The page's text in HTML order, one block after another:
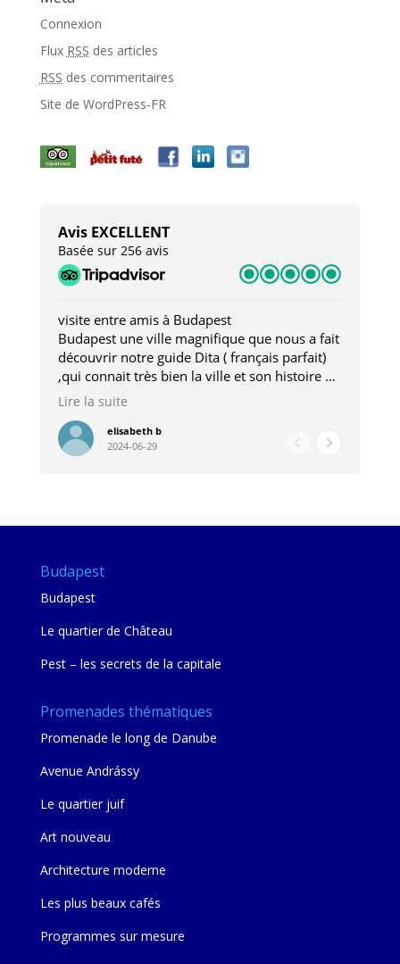
Connexion
Flux RSS des articles
RSS des commentaires
Site de WordPress-FR
Avis EXCELLENT
Basée sur 256 avis
visite entre amis à Budapest
Budapest une ville magnifique que nous a fait
découvrir notre guide Dita ( français parfait)
,qui connait très bien la ville et son histoire et
qui nous a permis d'accéder à des lieux
pour les restaurants . A la fin de notre séjour
nous étions plus avec une amie qu' une guide
Lire la suite
elisabeth b
2024-06-29
Budapest
Budapest
Le quartier de Château
Pest – les secrets de la capitale
Promenades thématiques
Promenade le long de Danube
Avenue Andrássy
Le quartier juif
Art nouveau
Architecture moderne
Les plus beaux cafés
Programmes sur mesure